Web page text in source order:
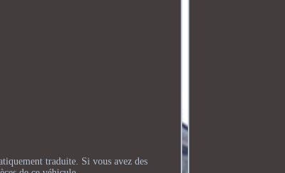
traduite. Si vous avez des